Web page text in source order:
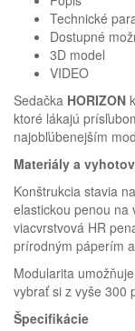
Technické
Dostupné
3D model
VIDEO
Sedačka HORIZON
ktoré lákajú
najobľúbenejším
Materiály a
Konštrukcia stavia
elastickou penou na
viacvrstvová HR
prírodným páperím
Modularita
vybrať si z vyše 300
Špecifikácie